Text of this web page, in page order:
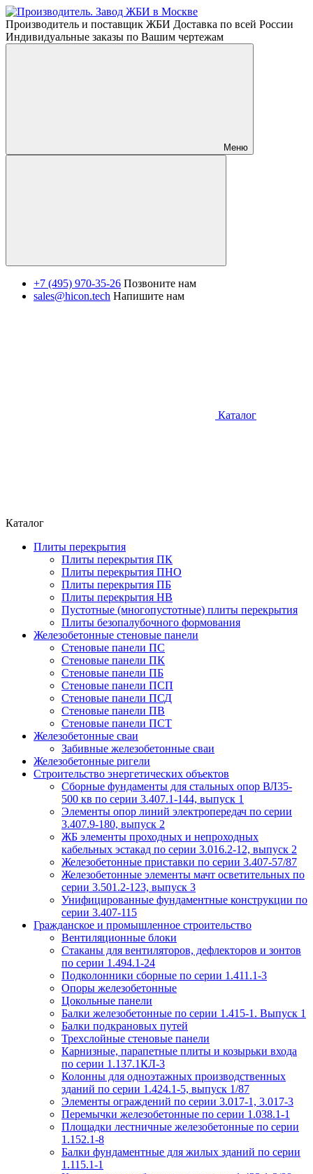
Производитель и поставщик ЖБИ Доставка по всей России
Индивидуальные заказы по Вашим чертежам
Меню
+7 (495) 970-35-26 Позвоните нам
sales@hicon.tech Напишите нам
Каталог
Каталог
Плиты перекрытия
Плиты перекрытия ПК
Плиты перекрытия ПНО
Плиты перекрытия ПБ
Плиты перекрытия НВ
Пустотные (многопустотные) плиты перекрытия
Плиты безопалубочного формования
Железобетонные стеновые панели
Стеновые панели ПС
Стеновые панели ПК
Стеновые панели ПБ
Стеновые панели ПСП
Стеновые панели ПСД
Стеновые панели ПВ
Стеновые панели ПСТ
Железобетонные сваи
Забивные железобетонные сваи
Железобетонные ригели
Строительство энергетических объектов
Сборные фундаменты для стальных опор ВЛ35-
500 кв по серии 3.407.1-144, выпуск 1
Элементы опор линий электропередач по серии
3.407.9-180, выпуск 2
ЖБ элементы проходных и непроходных
кабельных эстакад по серии 3.016.2-12, выпуск 2
Железобетонные приставки по серии 3.407-57/87
Железобетонные элементы мачт осветительных по
серии 3.501.2-123, выпуск 3
Унифицированные фундаментные конструкции по
серии 3.407-115
Гражданское и промышленное строительство
Вентиляционные блоки
Стаканы для вентиляторов, дефлекторов и зонтов
по серии 1.494.1-24
Подколонники сборные по серии 1.411.1-3
Опоры железобетонные
Цокольные панели
Балки железобетонные по серии 1.415-1. Выпуск 1
Балки подкрановых путей
Трехслойные стеновые панели
Карнизные, парапетные плиты и козырьки входа
по серии 1.137.1КЛ-3
Колонны для одноэтажных производственных
зданий по серии 1.424.1-5, выпуск 1/87
Элементы ограждений по серии 3.017-1, 3.017-3
Перемычки железобетонные по серии 1.038.1-1
Площадки лестничные железобетонные по серии
1.152.1-8
Балки фундаментные для жилых зданий по серии
1.115.1-1